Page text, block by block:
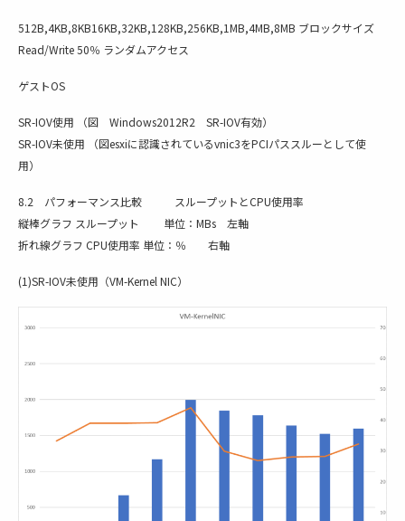
512B,4KB,8KB16KB,32KB,128KB,256KB,1MB,4MB,8MB ブロックサイズ
Read/Write 50％ ランダムアクセス
ゲストOS
SR-IOV使用 （図 Windows2012R2 SR-IOV有効）
SR-IOV未使用 （図esxiに認識されているvnic3をPCIパススルーとして使
用）
8.2 パフォーマンス比較 スループットとCPU使用率
縦棒グラフ スループット 単位：MBs 左軸
折れ線グラフ CPU使用率 単位：％ 右軸
(1)SR-IOV未使用（VM-Kernel NIC）